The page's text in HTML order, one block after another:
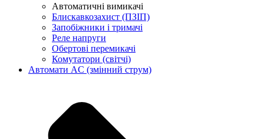
Автоматичні вимикачі
Блискавкозахист (ПЗІП)
Запобіжники і тримачі
Реле напруги
Обертові перемикачі
Комутатори (світчі)
Автомати AC (змінний струм)